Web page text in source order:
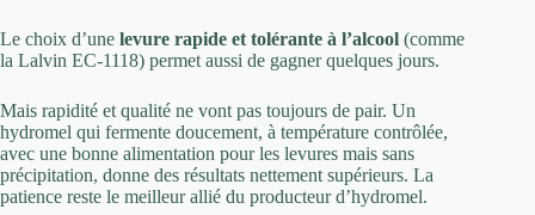
Le choix d’une levure rapide et tolérante à l’alcool (comme
la Lalvin EC-1118) permet aussi de gagner quelques jours.
Mais rapidité et qualité ne vont pas toujours de pair. Un
hydromel qui fermente doucement, à température contrôlée,
avec une bonne alimentation pour les levures mais sans
précipitation, donne des résultats nettement supérieurs. La
patience reste le meilleur allié du producteur d’hydromel.